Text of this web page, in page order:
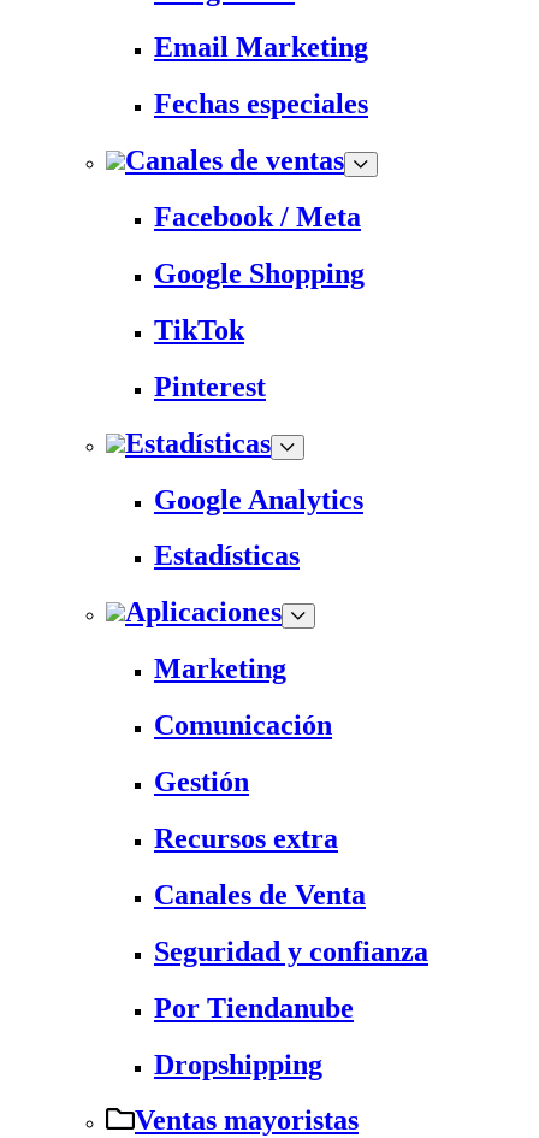
Email Marketing
Fechas especiales
Canales de ventas
Facebook / Meta
Google Shopping
TikTok
Pinterest
Estadísticas
Google Analytics
Estadísticas
Aplicaciones
Marketing
Comunicación
Gestión
Recursos extra
Canales de Venta
Seguridad y confianza
Por Tiendanube
Dropshipping
Ventas mayoristas